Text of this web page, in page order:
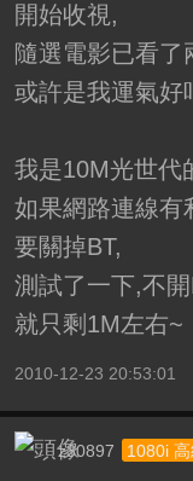
開始收視,
隨選電影已看了
或許是我運氣好
我是10M光世代
如果網路連線有
要關掉BT,
測試了一下,不
就只剩1M左右~
2010-12-23 20:53:01
z30897 1080i 高